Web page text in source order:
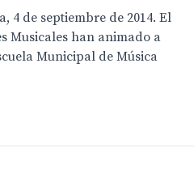
4 de septiembre de 2014. El
Musicales han animado a
Municipal de Música